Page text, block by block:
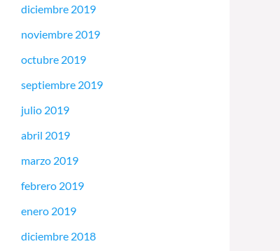
diciembre 2019
noviembre 2019
octubre 2019
septiembre 2019
julio 2019
abril 2019
marzo 2019
febrero 2019
enero 2019
diciembre 2018